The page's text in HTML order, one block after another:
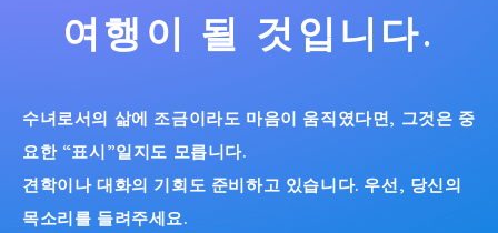
여행이 될 것입니다.
수녀로서의 삶에 조금이라도 마음이 움직였다면, 그것은 중
요한 “표시”일지도 모릅니다.
견학이나 대화의 기회도 준비하고 있습니다. 우선, 당신의
목소리를 들려주세요.